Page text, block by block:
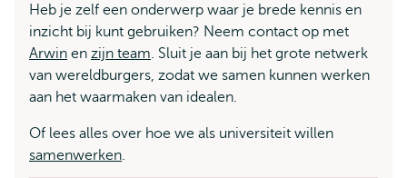
Heb je zelf een onderwerp waar je brede kennis en
inzicht bij kunt gebruiken? Neem contact op met
Arwin en zijn team. Sluit je aan bij het grote netwerk
van wereldburgers, zodat we samen kunnen werken
aan het waarmaken van idealen.
Of lees alles over hoe we als universiteit willen
samenwerken.